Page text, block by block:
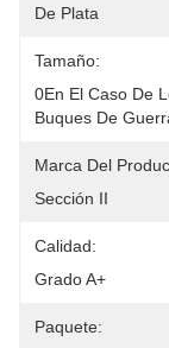
De Plata
Tamaño:
0En El Caso De
Buques De
Marca Del
Sección II
Calidad:
Grado A+
Paquete: